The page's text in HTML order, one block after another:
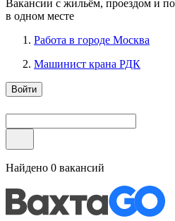
Вакансии с жильём, проездом и
в одном месте
Работа в городе Москва
Машинист крана РДК
Войти
Найдено 0 вакансий